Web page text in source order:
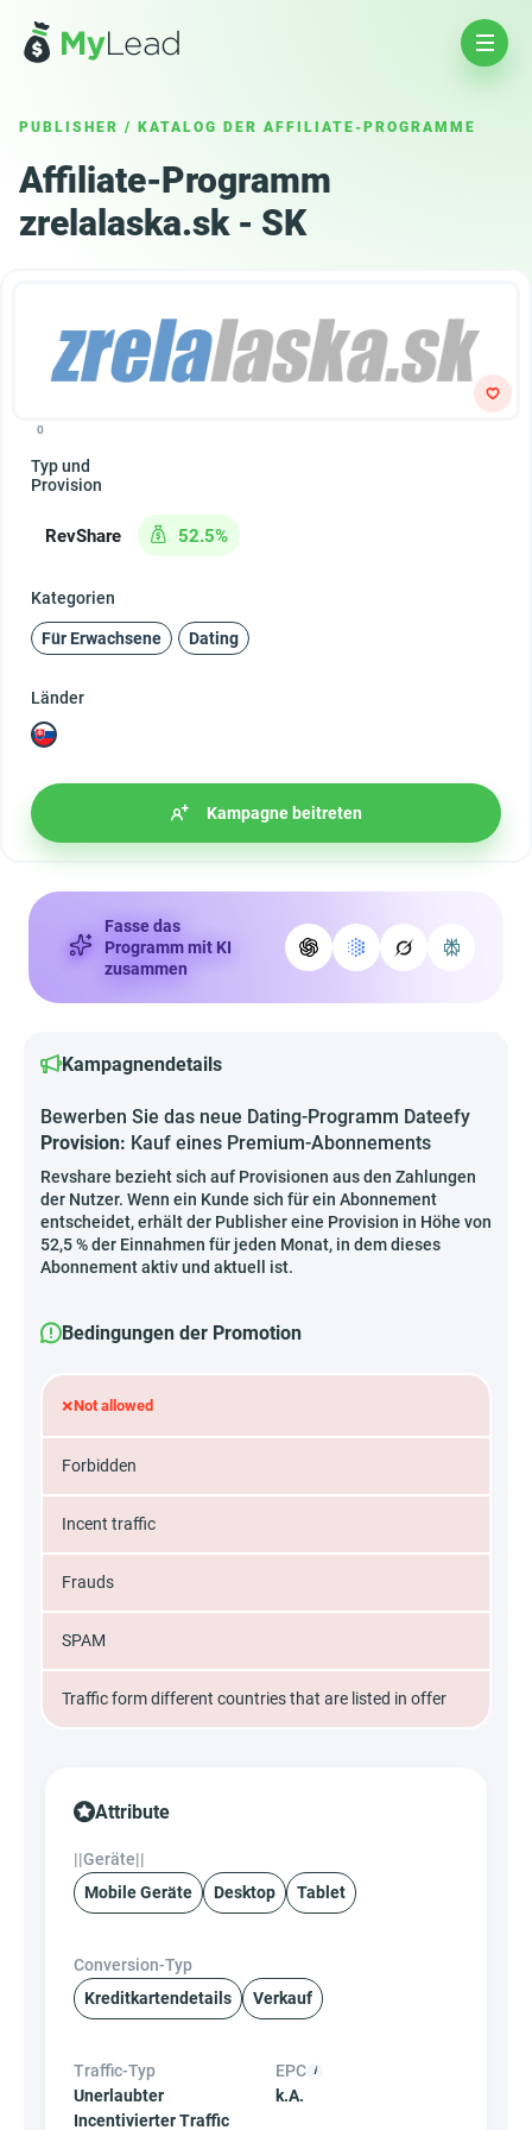
PUBLISHER / KATALOG DER AFFILIATE-PROGRAMME
Affiliate-Programm
zrelalaska.sk - SK
0
Typ und
Provision
RevShare 52.5%
Kategorien
Für Erwachsene Dating
Länder
Kampagne beitreten
Fasse das
Programm mit KI
zusammen
Kampagnendetails
Bewerben Sie das neue Dating-Programm Dateefy
Provision: Kauf eines Premium-Abonnements
Revshare bezieht sich auf Provisionen aus den Zahlungen
der Nutzer. Wenn ein Kunde sich für ein Abonnement
entscheidet, erhält der Publisher eine Provision in Höhe von
52,5 % der Einnahmen für jeden Monat, in dem dieses
Abonnement aktiv und aktuell ist.
Bedingungen der Promotion
×Not allowed
Forbidden
Incent traffic
Frauds
SPAM
Traffic form different countries that are listed in offer
Attribute
||Geräte||
Mobile Geräte
Desktop Tablet
Conversion-Typ
Kreditkartendetails
Verkauf
Traffic-Typ
Unerlaubter
Incentivierter Traffic
EPC
k.A.